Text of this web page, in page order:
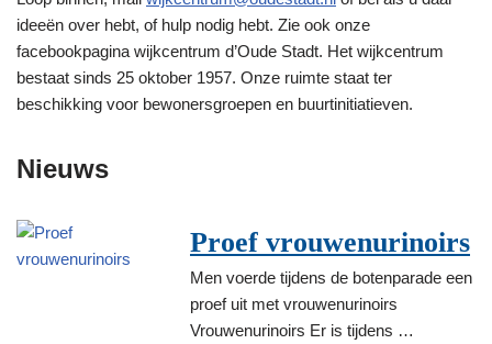
ideeën over hebt, of hulp nodig hebt. Zie ook onze
facebookpagina wijkcentrum d’Oude Stadt. Het wijkcentrum
bestaat sinds 25 oktober 1957. Onze ruimte staat ter
beschikking voor bewonersgroepen en buurtinitiatieven.
Nieuws
Proef vrouwenurinoirs
Men voerde tijdens de botenparade een
proef uit met vrouwenurinoirs
Vrouwenurinoirs Er is tijdens …